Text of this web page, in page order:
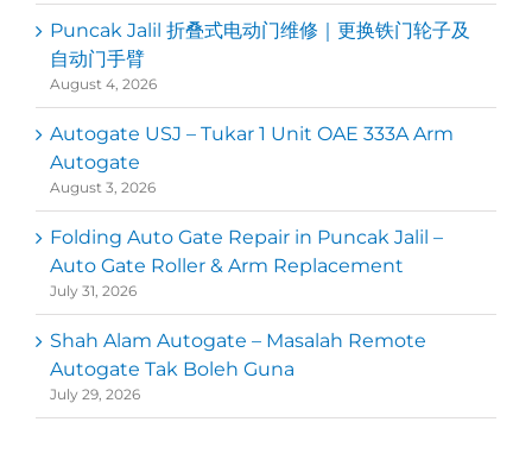
Puncak Jalil 折叠式电动门维修｜更换铁门轮子及
自动门手臂
August 4, 2026
Autogate USJ – Tukar 1 Unit OAE 333A Arm
Autogate
August 3, 2026
Folding Auto Gate Repair in Puncak Jalil –
Auto Gate Roller & Arm Replacement
July 31, 2026
Shah Alam Autogate – Masalah Remote
Autogate Tak Boleh Guna
July 29, 2026